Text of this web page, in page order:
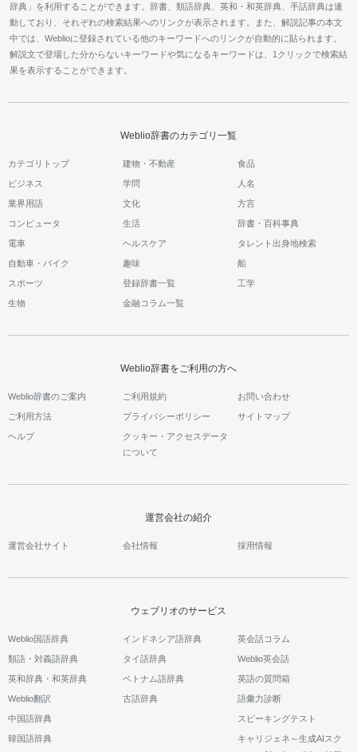
辞典」を利用することができます。辞書、類語辞典、英和・和英辞典、手話辞典は連
動しており、それぞれの検索結果へのリンクが表示されます。また、解説記事の本文
中では、Weblioに登録されている他のキーワードへのリンクが自動的に貼られます。
解説文で登場した分からないキーワードや気になるキーワードは、1クリックで検索結
果を表示することができます。
Weblio辞書のカテゴリ一覧
カテゴリトップ 建物・不動産 食品
ビジネス 学問 人名
業界用語 文化 方言
コンピュータ 生活 辞書・百科事典
電車 ヘルスケア タレント出身地検索
自動車・バイク 趣味 船
スポーツ 登録辞書一覧 工学
生物 金融コラム一覧
Weblio辞書をご利用の方へ
Weblio辞書のご案内 ご利用規約 お問い合わせ
ご利用方法 プライバシーポリシー サイトマップ
ヘルプ
クッキー・アクセスデータ
について
運営会社の紹介
運営会社サイト 会社情報 採用情報
ウェブリオのサービス
Weblio国語辞典
類語・対義語辞典
英和辞典・和英辞典
Weblio翻訳
中国語辞典
韓国語辞典
インドネシア語辞典
タイ語辞典
ベトナム語辞典
古語辞典
英会話コラム
Weblio英会話
英語の質問箱
語彙力診断
スピーキングテスト
キャリジェネ～生成AIスク